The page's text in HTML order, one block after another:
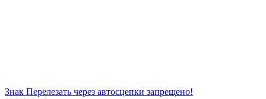
Знак Перелезать через автосцепки запрещено!